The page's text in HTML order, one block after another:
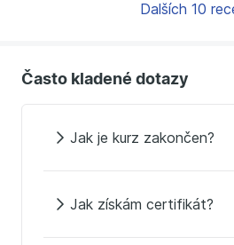
Dalších 10
Často kladené dotazy
Jak je kurz zakončen?
Jak získám certifikát?